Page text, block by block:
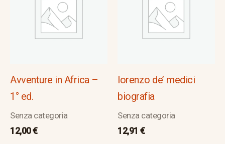
Avventure in Africa –
1° ed.
Senza categoria
12,00€
lorenzo de’ medici
biografia
Senza categoria
12,91 €